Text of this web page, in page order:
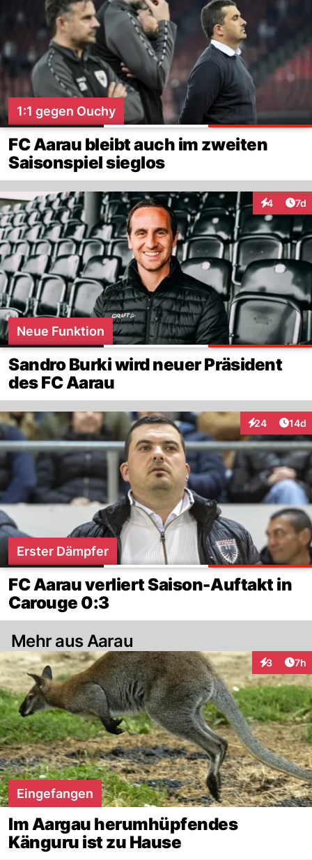
1:1 gegen Ouchy
FC Aarau bleibt auch im zweiten
Saisonspiel sieglos
4 7d
Neue Funktion
Sandro Burki wird neuer Präsident
des FC Aarau
24
Interaktionen
14d
Erster Dämpfer
FC Aarau verliert Saison-Auftakt in
Carouge 0:3
Mehr aus Aarau
3 7h
Eingefangen
Im Aargau herumhüpfendes
Känguru ist zu Hause